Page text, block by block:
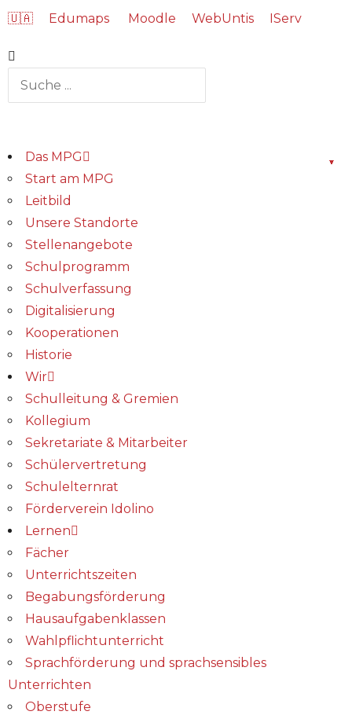
🇺🇦 Edumaps Moodle WebUntis IServ
Das MPG
Start am MPG
Leitbild
Unsere Standorte
Stellenangebote
Schulprogramm
Schulverfassung
Digitalisierung
Kooperationen
Historie
Wir
Schulleitung & Gremien
Kollegium
Sekretariate & Mitarbeiter
Schülervertretung
Schulelternrat
Förderverein Idolino
Lernen
Fächer
Unterrichtszeiten
Begabungs­förderung
Hausaufgabenklassen
Wahlpflichtunterricht
Sprachförderung und sprachsensibles
Unterrichten
Oberstufe